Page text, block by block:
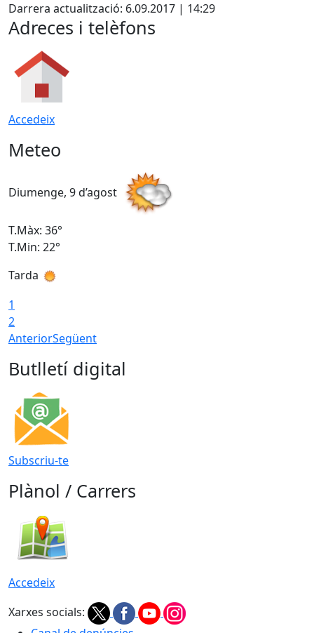
Darrera actualització: 6.09.2017 | 14:29
Adreces i telèfons
Accedeix
Meteo
Diumenge, 9 d’agost
T.Màx: 36°
T.Min: 22°
Tarda
1
2
AnteriorSegüent
Butlletí digital
Subscriu-te
Plànol / Carrers
Accedeix
Xarxes socials: